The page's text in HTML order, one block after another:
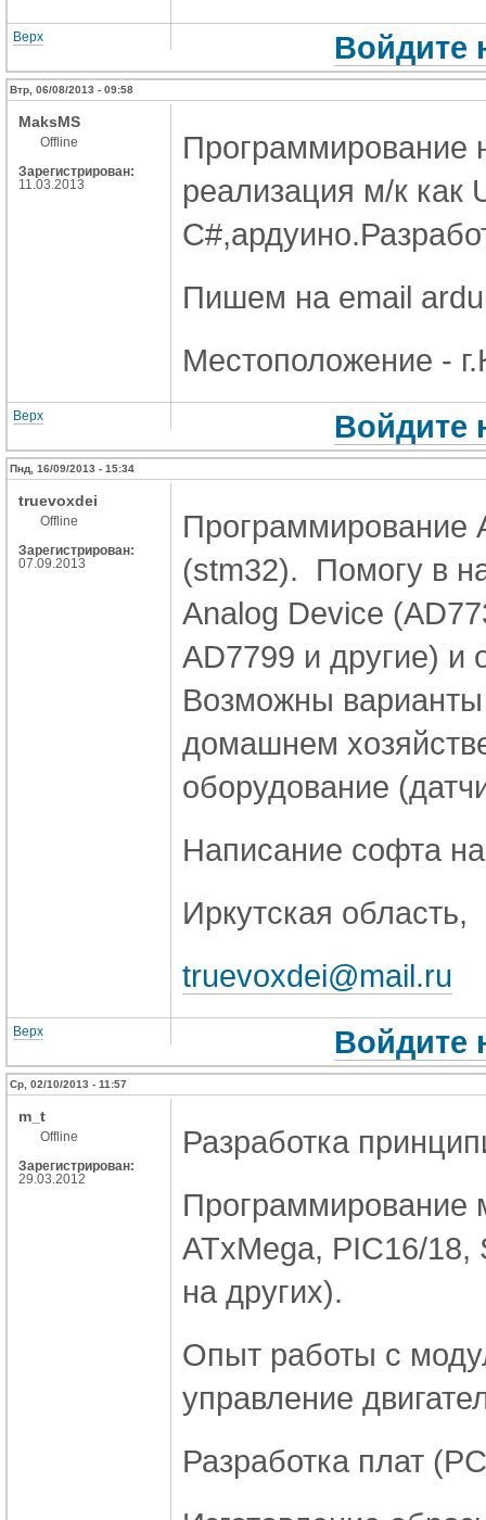
Верх Войдите
Втр, 06/08/2013 - 09:58
MaksMS
Offline
Зарегистрирован:
11.03.2013
Программирование
реализация м/к как
Пишем на email
Местоположение -
Верх Войдите
Пнд, 16/09/2013 - 15:34
truevoxdei
Offline
Зарегистрирован:
07.09.2013
Программирование
(stm32). Помогу в
Analog Device
AD7799 и другие) и
Возможны варианты
домашнем
оборудование
Написание софта
Иркутская область,
truevoxdei@mail.ru
Верх Войдите
Ср, 02/10/2013 - 11:57
m_t
Offline
Зарегистрирован:
29.03.2012
Разработка
Программирование
ATxMega, PIC16/
на других).
Опыт работы с
управление
Разработка плат